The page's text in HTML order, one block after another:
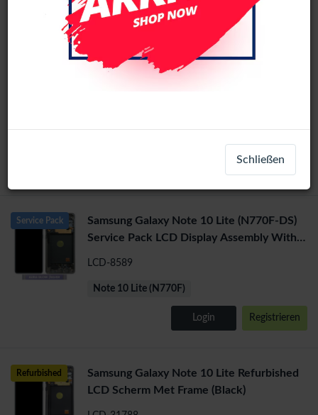
Samsung Galaxy Note 10 Lite (N770F-DS)
Registrieren
Service Pack
Samsung Galaxy Note 10 Lite (N770F-DS)
Service Pack LCD Display Assembly With
LCD-8589
Note 10 Lite (N770F)
Login Registrieren
Refurbished
Samsung Galaxy Note 10 Lite Refurbished
LCD Scherm Met Frame (Black)
Schließen